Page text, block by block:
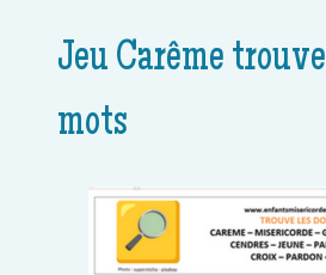
Jeu Carême
mots